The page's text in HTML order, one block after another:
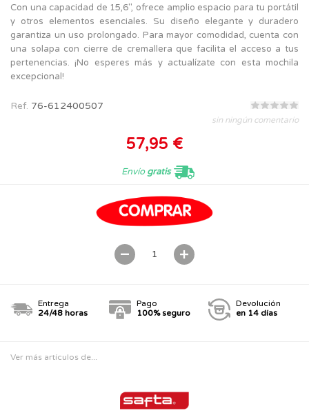
Con una capacidad de 15,6'', ofrece amplio espacio para tu portátil
y otros elementos esenciales. Su diseño elegante y duradero
garantiza un uso prolongado. Para mayor comodidad, cuenta con
una solapa con cierre de cremallera que facilita el acceso a tus
pertenencias. ¡No esperes más y actualízate con esta mochila
excepcional!
Ref. 76-612400507
sin ningún comentario
57,95 €
Envíogratis
Entrega
24/48 horas
Pago
100% seguro
Devolución
en 14 días
Ver más artículos de...